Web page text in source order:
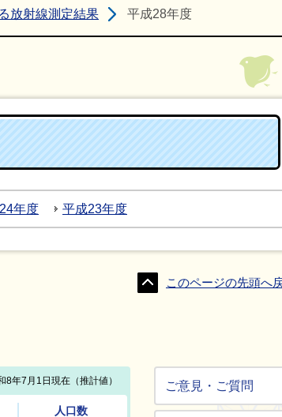
放射線測定結果 平成28年度
年度 平成23年度
このページの先頭へ
ご意見・ご質問